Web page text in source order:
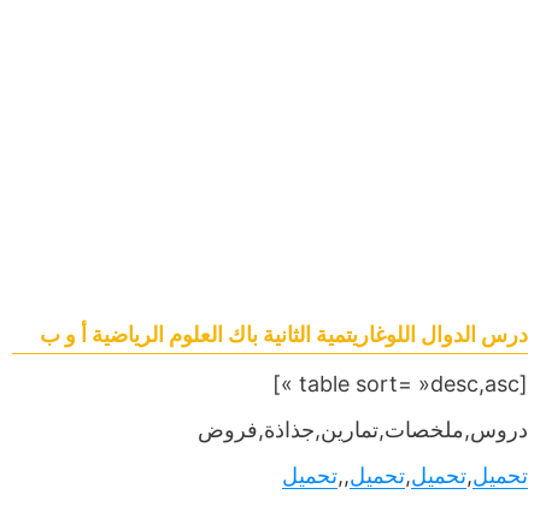
درس الدوال اللوغاريتمية الثانية باك العلوم الرياضية أ و ب
[table sort= »desc,asc »]
دروس,ملخصات,تمارين,جذاذة,فروض
تحميل,تحميل,تحميل,,تحميل